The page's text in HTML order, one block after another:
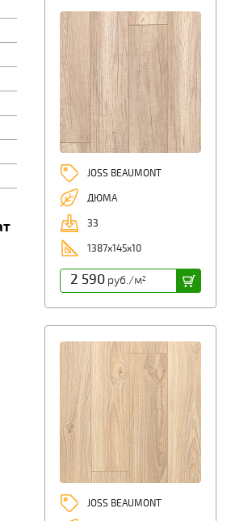
JOSS BEAUMONT
ДЮМА
33
1387x145x10
2 590руб./м2
JOSS BEAUMONT